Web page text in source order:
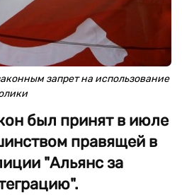
запрет на использование
был принят в июле
правящей в
"Альянс за